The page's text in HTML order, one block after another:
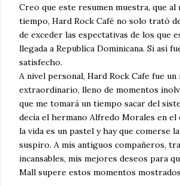
Creo que este resumen muestra, que al
tiempo, Hard Rock Café no solo trató
de exceder las espectativas de los que
llegada a Republíca Dominicana. Si así
satisfecho.
A nivel personal, Hard Rock Cafe fue
extraordinario, lleno de momentos
que me tomará un tiempo sacar del
decía el hermano Alfredo Morales en
la vida es un pastel y hay que comerse
suspiro. A mis antiguos compañeros,
incansables, mis mejores deseos para
Mall supere estos momentos